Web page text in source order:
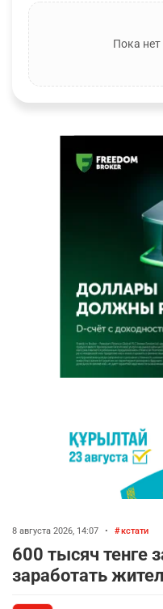
Пока
8 августа 2026, 14:07 • кстати
600 тысяч тенге
заработать